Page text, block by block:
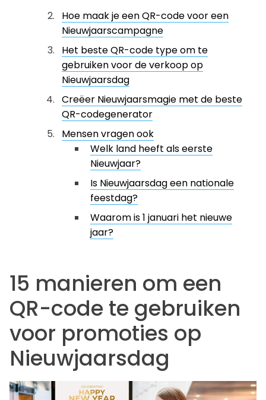
Hoe maak je een QR-code voor een
Nieuwjaarscampagne
Het beste QR-code type om te
gebruiken voor de verkoop op
Nieuwjaarsdag
Creëer Nieuwjaarsmagie met de beste
QR-codegenerator
Mensen vragen ook
Welk land heeft als eerste
Nieuwjaar?
Is Nieuwjaarsdag een nationale
feestdag?
Waarom is 1 januari het nieuwe
jaar?
15 manieren om een
QR-code te gebruiken
voor promoties op
Nieuwjaarsdag